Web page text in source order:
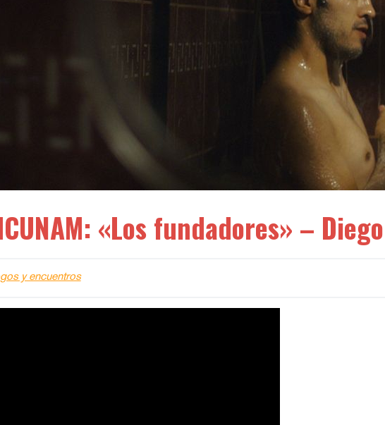
«Los fundadores» –
y encuentros